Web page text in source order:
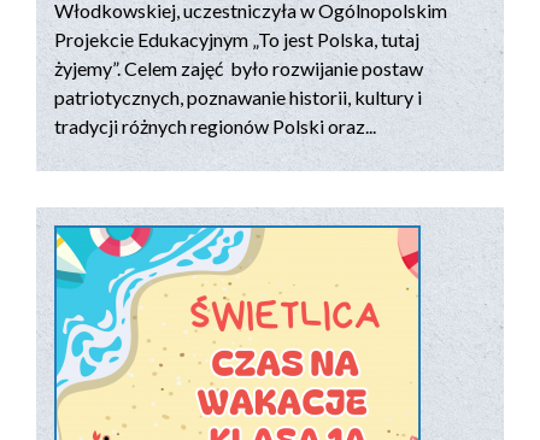
Włodkowskiej, uczestniczyła w Ogólnopolskim
Projekcie Edukacyjnym „To jest Polska, tutaj
żyjemy”. Celem zajęć było rozwijanie postaw
patriotycznych, poznawanie historii, kultury i
tradycji różnych regionów Polski oraz...